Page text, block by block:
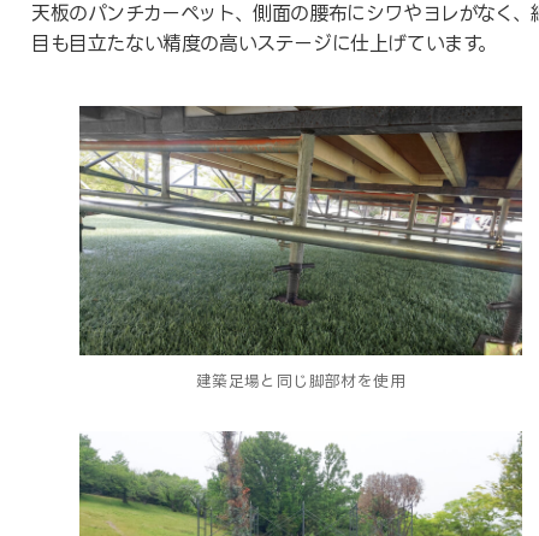
天板のパンチカーペット、側面の腰布にシワやヨレがなく、
目も目立たない精度の高いステージに仕上げています。
建築足場と同じ脚部材を使用